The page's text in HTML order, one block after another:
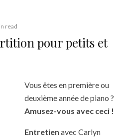
read
pour petits et
Vous êtes en première ou
deuxième année de piano ?
Amusez-vous avec ceci !
Entretien avec Carlyn